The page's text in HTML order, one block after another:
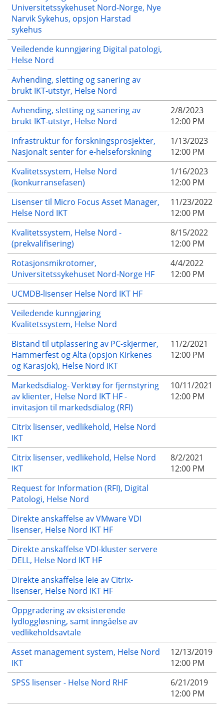
Universitetssykehuset Nord-Norge, Nye
Narvik Sykehus, opsjon Harstad
sykehus
Veiledende kunngjøring Digital patologi,
Helse Nord
Avhending, sletting og sanering av
brukt IKT-utstyr, Helse Nord
Avhending, sletting og sanering av
brukt IKT-utstyr, Helse Nord
2/8/2023
12:00 PM
Infrastruktur for forskningsprosjekter,
Nasjonalt senter for e-helseforskning
1/13/2023
12:00 PM
Kvalitetssystem, Helse Nord
(konkurransefasen)
1/16/2023
12:00 PM
Lisenser til Micro Focus Asset Manager,
Helse Nord IKT
11/23/2022
12:00 PM
Kvalitetssystem, Helse Nord -
(prekvalifisering)
8/15/2022
12:00 PM
Rotasjonsmikrotomer,
Universitetssykehuset Nord-Norge HF
4/4/2022
12:00 PM
UCMDB-lisenser Helse Nord IKT HF
Veiledende kunngjøring
Kvalitetssystem, Helse Nord
Bistand til utplassering av PC-skjermer,
Hammerfest og Alta (opsjon Kirkenes
og Karasjok), Helse Nord IKT
11/2/2021
12:00 PM
Markedsdialog- Verktøy for fjernstyring
av klienter, Helse Nord IKT HF -
invitasjon til markedsdialog (RFI)
10/11/2021
12:00 PM
Citrix lisenser, vedlikehold, Helse Nord
IKT
Citrix lisenser, vedlikehold, Helse Nord
IKT
8/2/2021
12:00 PM
Request for Information (RFI), Digital
Patologi, Helse Nord
Direkte anskaffelse av VMware VDI
lisenser, Helse Nord IKT HF
Direkte anskaffelse VDI-kluster servere
DELL, Helse Nord IKT HF
Direkte anskaffelse leie av Citrix-
lisenser, Helse Nord IKT HF
Oppgradering av eksisterende
lydloggløsning, samt inngåelse av
vedlikeholdsavtale
Asset management system, Helse Nord
IKT
12/13/2019
12:00 PM
SPSS lisenser - Helse Nord RHF
6/21/2019
12:00 PM